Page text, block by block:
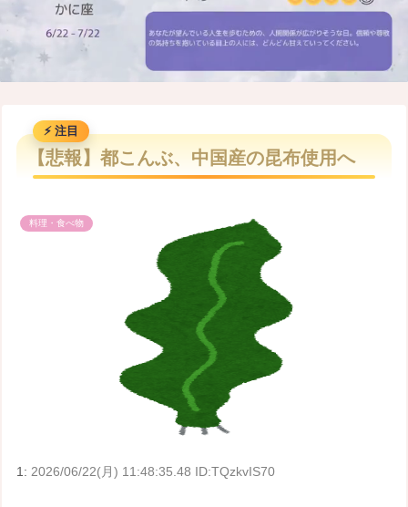
M
【悲報】都こんぶ、中国産の昆布使用へ
料理・食べ物
1: 2026/06/22(月) 11:48:35.48 ID:TQzkvIS70